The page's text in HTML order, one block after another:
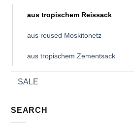
aus tropischem Reissack
aus reused Moskitonetz
aus tropischem Zementsack
SALE
SEARCH